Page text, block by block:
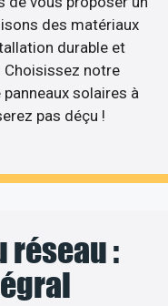
des matériaux
durable et
Choisissez notre
solaires à
pas déçu !
réseau :